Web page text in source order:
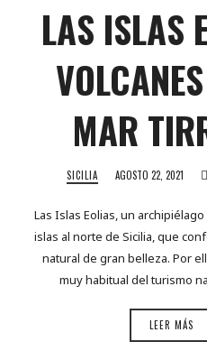
LAS ISLAS
MAR
SICILIA AGOSTO 22, 2021
Las Islas Eolias, un
islas al norte de Sicilia, que
natural de gran belleza. Por
muy habitual del turismo
LEER MÁS